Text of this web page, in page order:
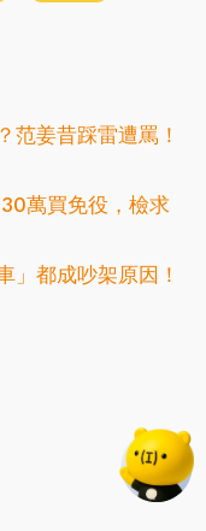
范姜昔踩雷遭罵！
萬買免役，檢求
」都成吵架原因！